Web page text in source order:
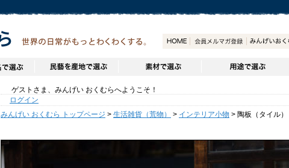
ゲストさま、みんげい おくむらへようこそ！
ログイン
みんげい おくむら トップページ > 生活雑貨（荒物） > インテリア小物 > 陶板（タイル）